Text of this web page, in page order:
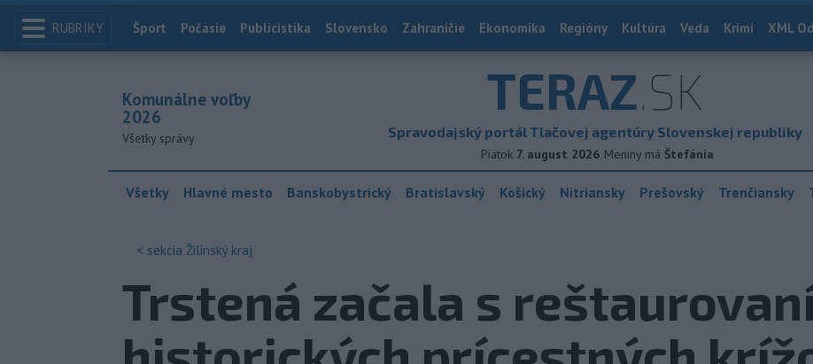
RUBRIKY Index
Šport Počasie Publicistika Slovensko Zahraničie Ekonomika Regióny Kultúra Veda Krimi XML
TERAZ.SK
Spravodajský portál Tlačovej agentúry Slovenskej republiky
Piatok 7. august 2026 Meniny má Štefánia
Komunálne voľby
2026
Všetky správy
Všetky Hlavné mesto Banskobystrický Bratislavský Košický Nitriansky Prešovský Trenčiansky
< sekcia Žilinský kraj
Trstená začala s